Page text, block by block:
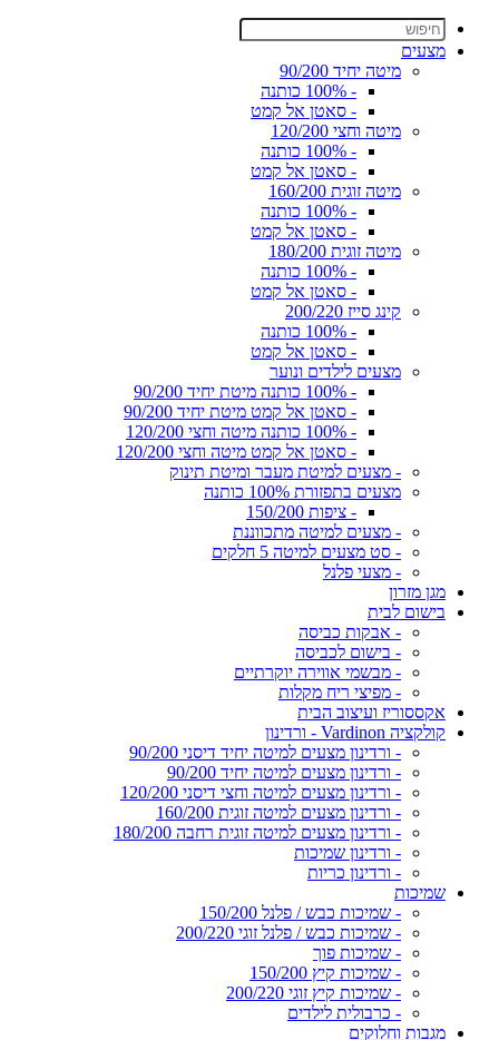
מצעים
מיטה יחיד 90/200
- 100% כותנה
- סאטן אל קמט
מיטה וחצי 120/200
- 100% כותנה
- סאטן אל קמט
מיטה זוגית 160/200
- 100% כותנה
- סאטן אל קמט
מיטה זוגית 180/200
- 100% כותנה
- סאטן אל קמט
קינג סייז 200/220
- 100% כותנה
- סאטן אל קמט
מצעים לילדים ונוער
- 100% כותנה מיטת יחיד 90/200
- סאטן אל קמט מיטת יחיד 90/200
- 100% כותנה מיטה וחצי 120/200
- סאטן אל קמט מיטה וחצי 120/200
- מצעים למיטת מעבר ומיטת תינוק
מצעים בתפזורת 100% כותנה
- ציפות 150/200
- מצעים למיטה מתכווננת
- סט מצעים למיטה 5 חלקים
- מצעי פלנל
מגן מזרון
בישום לבית
- אבקות כביסה
- בישום לכביסה
- מבשמי אווירה יוקרתיים
- מפיצי ריח מקלות
אקססוריז ועיצוב הבית
קולקציה Vardinon - ורדינון
- ורדינון מצעים למיטה יחיד דיסני 90/200
- ורדינון מצעים למיטה יחיד 90/200
- ורדינון מצעים למיטה וחצי דיסני 120/200
- ורדינון מצעים למיטה זוגית 160/200
- ורדינון מצעים למיטה זוגית רחבה 180/200
- ורדינון שמיכות
- ורדינון כריות
שמיכות
- שמיכות כבש / פלנל 150/200
- שמיכות כבש / פלנל זוגי 200/220
- שמיכות פוך
- שמיכות קיץ 150/200
- שמיכות קיץ זוגי 200/220
- כרבולית לילדים
מגבות וחלוקים